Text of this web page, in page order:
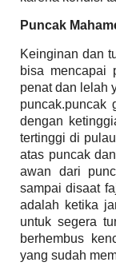
Puncak
Keinginan dan
bisa mencapai
penat dan lelah
puncak.puncak
dengan
tertinggi di
atas puncak
awan dari
sampai disaat
adalah ketika
untuk segera
berhembus
yang sudah